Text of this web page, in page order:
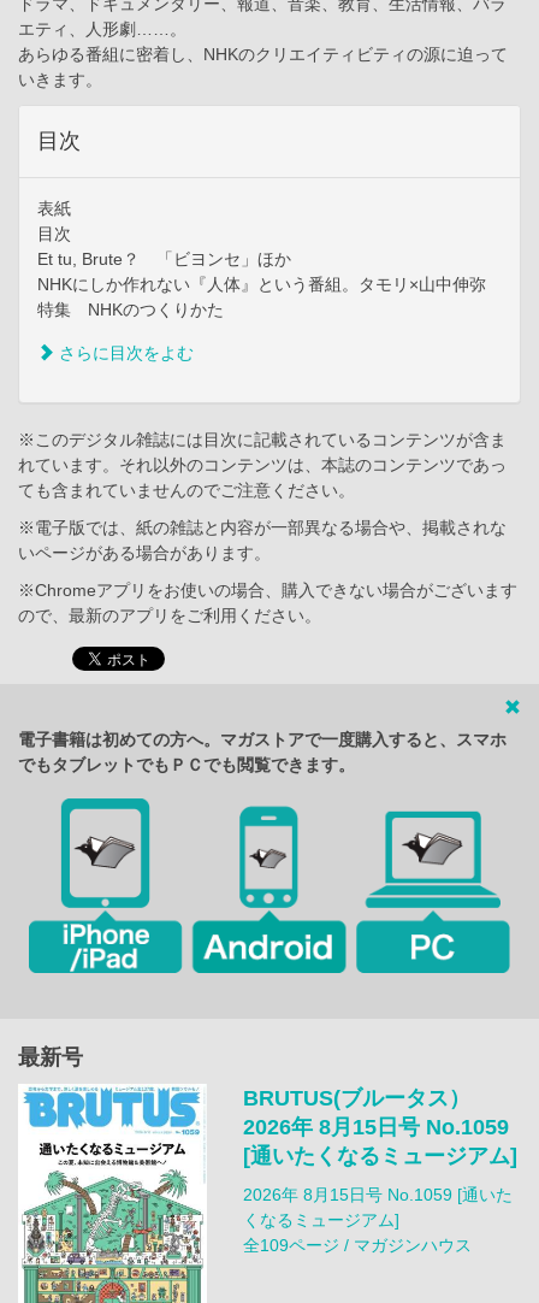
エティ、人形劇……。
あらゆる番組に密着し、NHKのクリエイティビティの源に迫って
いきます。
目次
表紙
目次
Et tu, Brute？ 「ビヨンセ」ほか
NHKにしか作れない『人体』という番組。タモリ×山中伸弥
特集 NHKのつくりかた
さらに目次をよむ
※このデジタル雑誌には目次に記載されているコンテンツが含ま
れています。それ以外のコンテンツは、本誌のコンテンツであっ
ても含まれていませんのでご注意ください。
※電子版では、紙の雑誌と内容が一部異なる場合や、掲載されな
いページがある場合があります。
※Chromeアプリをお使いの場合、購入できない場合がございます
ので、最新のアプリをご利用ください。
電子書籍は初めての方へ。マガストアで一度購入すると、スマホ
でもタブレットでもＰＣでも閲覧できます。
最新号
BRUTUS(ブルータス）
2026年 8月15日号 No.1059
[通いたくなるミュージアム]
2026年 8月15日号 No.1059 [通いた
くなるミュージアム]
全109ページ / マガジンハウス